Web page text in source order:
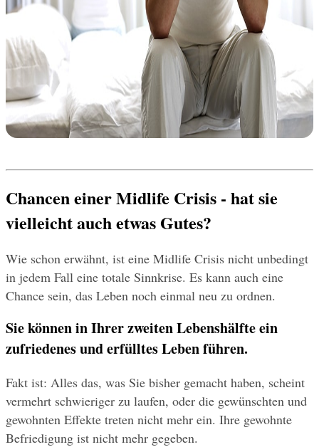
Chancen einer Midlife Crisis - hat sie
vielleicht auch etwas Gutes?
Wie schon erwähnt, ist eine Midlife Crisis nicht unbedingt
in jedem Fall eine totale Sinnkrise. Es kann auch eine
Chance sein, das Leben noch einmal neu zu ordnen.
Sie können in Ihrer zweiten Lebenshälfte ein
zufriedenes und erfülltes Leben führen.
Fakt ist: Alles das, was Sie bisher gemacht haben, scheint
vermehrt schwieriger zu laufen, oder die gewünschten und
gewohnten Effekte treten nicht mehr ein. Ihre gewohnte
Befriedigung ist nicht mehr gegeben.